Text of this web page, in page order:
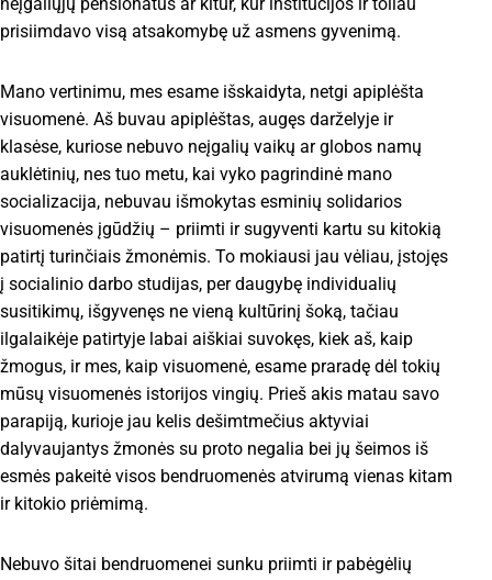
prisiimdavo visą atsakomybę už asmens gyvenimą.
Mano vertinimu, mes esame išskaidyta, netgi apiplėšta
visuomenė. Aš buvau apiplėštas, augęs darželyje ir
klasėse, kuriose nebuvo neįgalių vaikų ar globos namų
auklėtinių, nes tuo metu, kai vyko pagrindinė mano
socializacija, nebuvau išmokytas esminių solidarios
visuomenės įgūdžių – priimti ir sugyventi kartu su kitokią
patirtį turinčiais žmonėmis. To mokiausi jau vėliau, įstojęs
į socialinio darbo studijas, per daugybę individualių
susitikimų, išgyvenęs ne vieną kultūrinį šoką, tačiau
ilgalaikėje patirtyje labai aiškiai suvokęs, kiek aš, kaip
žmogus, ir mes, kaip visuomenė, esame praradę dėl tokių
mūsų visuomenės istorijos vingių. Prieš akis matau savo
parapiją, kurioje jau kelis dešimtmečius aktyviai
dalyvaujantys žmonės su proto negalia bei jų šeimos iš
esmės pakeitė visos bendruomenės atvirumą vienas kitam
ir kitokio priėmimą.
Nebuvo šitai bendruomenei sunku priimti ir pabėgėlių